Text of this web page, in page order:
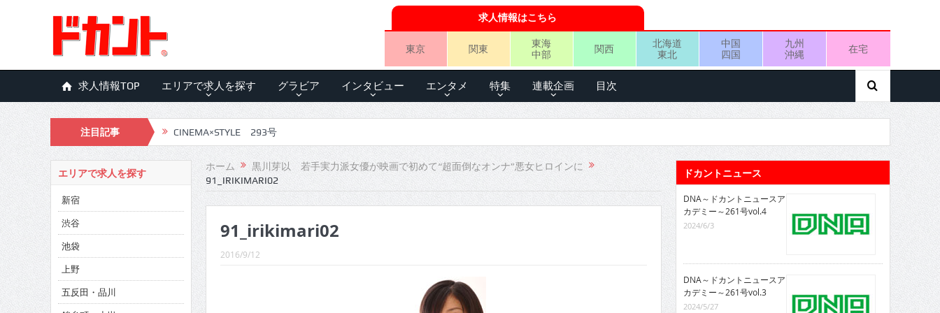
求人情報はこちら
東京 関東
東海
中部
関西
北海道
東北
中国
四国
九州
沖縄
在宅
求人情報TOP エリアで求人を探す グラビア インタビュー エンタメ 特集 連載企画 目次
注目記事 CINEMA×STYLE 293号
CINEMA×STYLE 292号
CINEMA×STYLE 291号
CINEMA×STYLE 290号
CINEMA×STYLE 289号
CINEMA×STYLE 288号
ホーム
黒川芽以 若手実力派女優が映画で初めて“超面倒なオンナ”悪女ヒロインに
91_IRIKIMARI02
91_irikimari02
2016/9/12
エリアで求人を探す
新宿
渋谷
池袋
上野
五反田・品川
ドカントニュース
DNA～ドカントニュースア
カデミー～261号vol.4
2024/6/3
DNA～ドカントニュースア
カデミー～261号vol.3
2024/5/27